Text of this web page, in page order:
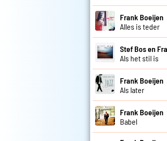
Frank Boeijen
Alles is teder
Stef Bos en
Als het stil is
Frank Boeijen
Als later
Frank Boeijen
Babel